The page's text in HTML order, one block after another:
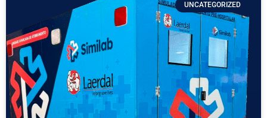
UNCATEGORIZED